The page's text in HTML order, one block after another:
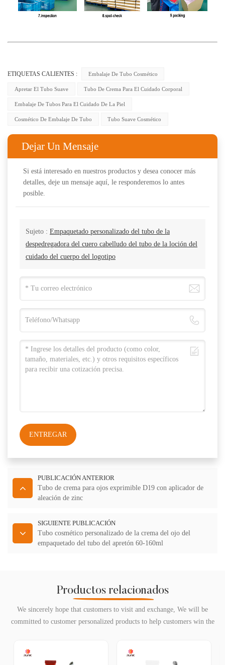
ETIQUETAS CALIENTES : Embalaje De Tubo Cosmético
Apretar El Tubo Suave Tubo De Crema Para El Cuidado Corporal
Embalaje De Tubos Para El Cuidado De La Piel
Cosmético De Embalaje De Tubo Tubo Suave Cosmético
Dejar Un Mensaje
Si está interesado en nuestros productos y desea conocer más
detalles, deje un mensaje aquí, le responderemos lo antes
posible.
Sujeto : Empaquetado personalizado del tubo de la
despedregadora del cuero cabelludo del tubo de la loción del
cuidado del cuerpo del logotipo
ENTREGAR
PUBLICACIÓN ANTERIOR
Tubo de crema para ojos exprimible D19 con aplicador de
aleación de zinc
SIGUIENTE PUBLICACIÓN
Tubo cosmético personalizado de la crema del ojo del
empaquetado del tubo del apretón 60-160ml
Productos relacionados
We sincerely hope that customers to visit and exchange, We will be
committed to customer personalized products to help customers win the